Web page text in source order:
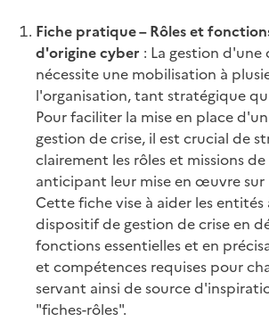
Fiche pratique – Rôles et
d'origine cyber : La gestion d'une
nécessite une mobilisation à
l'organisation, tant stratégique
Pour faciliter la mise en place
gestion de crise, il est crucial de
clairement les rôles et missions
anticipant leur mise en œuvre sur
Cette fiche vise à aider les entités
dispositif de gestion de crise en
fonctions essentielles et en
et compétences requises pour
servant ainsi de source
"fiches-rôles".